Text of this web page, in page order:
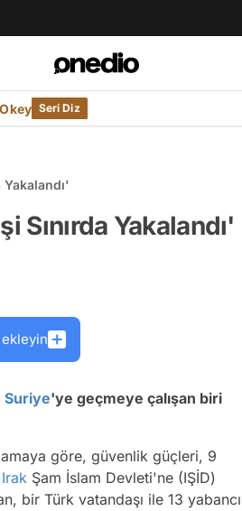
Seri Diz
Sınırda Yakalandı'
Suriye'ye geçmeye çalışan biri
göre, güvenlik güçleri, 9
Irak Şam İslam Devleti'ne (IŞİD)
bir Türk vatandaşı ile 13 yabancı